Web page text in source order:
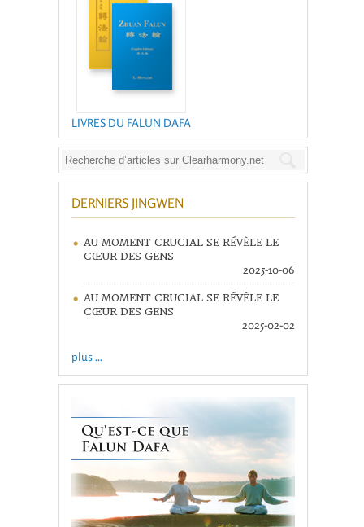
LIVRES DU FALUN DAFA
DERNIERS JINGWEN
AU MOMENT CRUCIAL SE RÉVÈLE LE
CŒUR DES GENS
2025-10-06
AU MOMENT CRUCIAL SE RÉVÈLE LE
CŒUR DES GENS
2025-02-02
plus ...